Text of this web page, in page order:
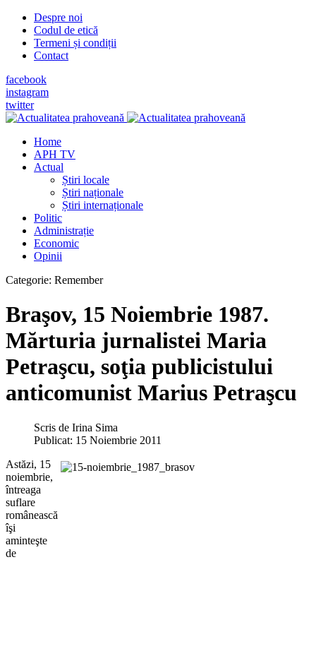
Despre noi
Codul de etică
Termeni și condiții
Contact
facebook
instagram
twitter
Home
APH TV
Actual
Știri locale
Știri naționale
Știri internaționale
Politic
Administrație
Economic
Opinii
Categorie: Remember
Braşov, 15 Noiembrie 1987.
Mărturia jurnalistei Maria
Petraşcu, soţia publicistului
anticomunist Marius Petraşcu
Scris de Irina Sima
Publicat: 15 Noiembrie 2011
Astăzi, 15
noiembrie,
întreaga
suflare
românească
îşi
aminteşte
de